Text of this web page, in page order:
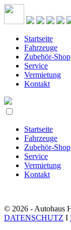
Startseite
Fahrzeuge
Zubehör-Shop
Service
Vermietung
Kontakt
Startseite
Fahrzeuge
Zubehör-Shop
Service
Vermietung
Kontakt
© 2026 - Autohaus
DATENSCHUTZ I